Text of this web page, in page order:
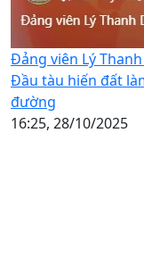
Đảng viên Lý
Đầu tàu hiến đất
đường
16:25, 28/10/2025